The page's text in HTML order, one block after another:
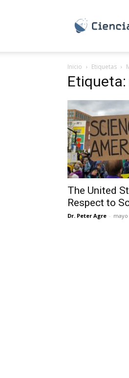
Sur
Inicio Etiquetas
The United
Respect to
Dr. Peter Agre - mayo